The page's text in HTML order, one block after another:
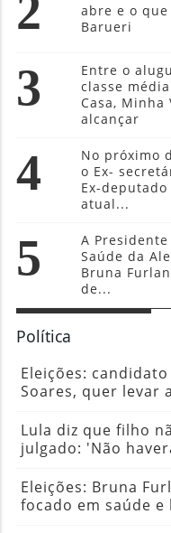
2
abre e o
Barueri
3
Entre o
classe
Casa, Minha
alcançar
4
No próximo
o Ex-
Ex-
atual...
5
A
Saúde da
Bruna
de...
Política
Eleições:
Soares, quer levar
Lula diz que filho
julgado: 'Não
Eleições: Bruna
focado em saúde e